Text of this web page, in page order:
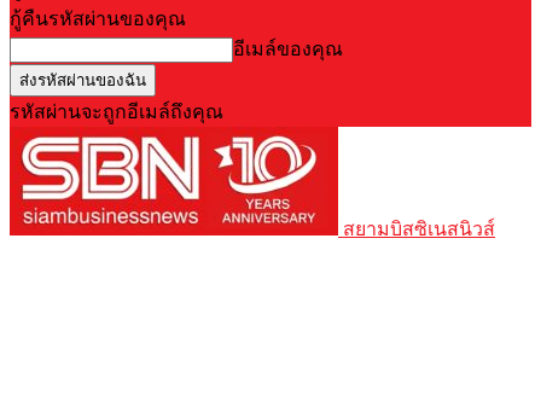
กู้คืนรหัสผ่านของคุณ
อีเมล์ของคุณ
รหัสผ่านจะถูกอีเมล์ถึงคุณ
สยามบิสซิเนสนิวส์